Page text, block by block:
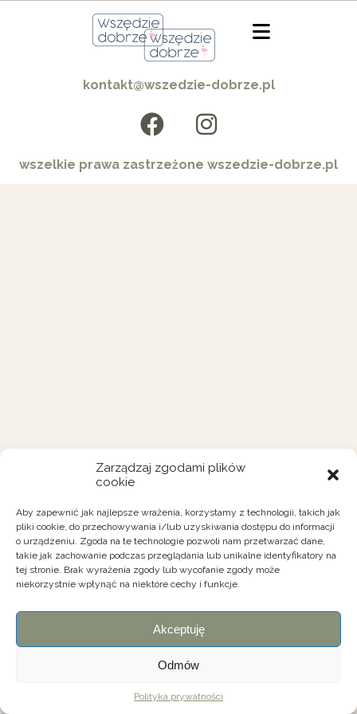
Zarządzaj zgodami plików
cookie
Aby zapewnić jak najlepsze wrażenia, korzystamy z technologii, takich jak
pliki cookie, do przechowywania i/lub uzyskiwania dostępu do informacji
o urządzeniu. Zgoda na te technologie pozwoli nam przetwarzać dane,
takie jak zachowanie podczas przeglądania lub unikalne identyfikatory na
tej stronie. Brak wyrażenia zgody lub wycofanie zgody może
niekorzystnie wpłynąć na niektóre cechy i funkcje.
Akceptuję
Odmów
Polityka prywatności
kontakt@wszedzie-dobrze.pl
wszelkie prawa zastrzeżone wszedzie-dobrze.pl